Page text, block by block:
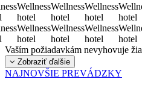
Wellness
hotel
Wellness
hotel
Wellness
hotel
Wellness
hotel
Wellness
hotel
Wellness
hotel
hotel
hotel
Vaším požiadavkám nevyhovuje
Zobraziť ďalšie
NAJNOVŠIE PREVÁDZKY